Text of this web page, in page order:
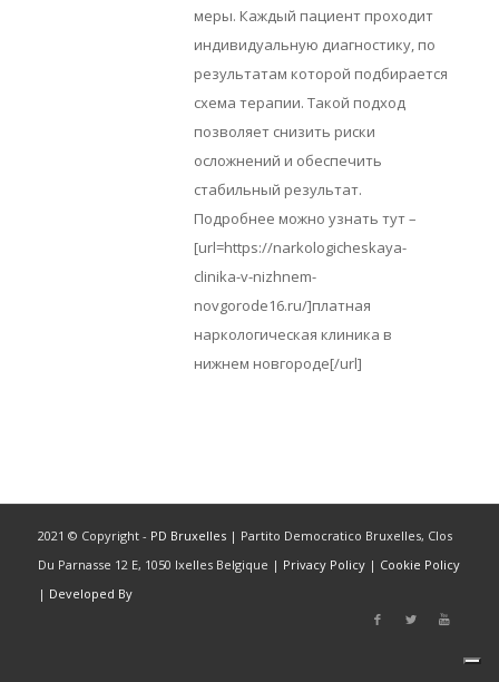
меры. Каждый пациент проходит
индивидуальную диагностику, по
результатам которой подбирается
схема терапии. Такой подход
позволяет снизить риски
осложнений и обеспечить
стабильный результат.
Подробнее можно узнать тут –
[url=https://narkologicheskaya-
clinika-v-nizhnem-
novgorode16.ru/]платная
наркологическая клиника в
нижнем новгороде[/url]
2021 © Copyright - PD Bruxelles| Partito Democratico Bruxelles, Clos
Du Parnasse 12 E, 1050 Ixelles Belgique | Privacy Policy| Cookie Policy
| Developed By